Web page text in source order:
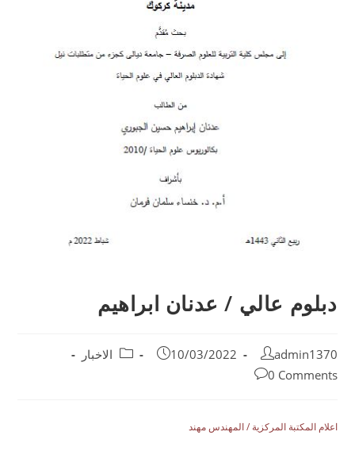
دبلوم عالي / عدنان ابراهيم
admin1370
10/03/2022
الاخبار
0 Comments
اعلام المكتبة المركزية / المهندس مهند